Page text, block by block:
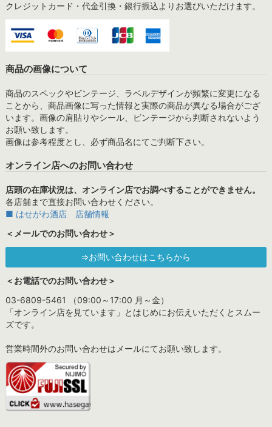
クレジットカード・代金引換・銀行振込よりお選びいただけます。
商品の画像について
商品のスペックやビンテージ、ラベルデザインが頻繁に変更になる
ことから、商品画像に写った情報と実際の商品が異なる場合がござ
います。画像の肩貼りやシール、ビンテージから判断されないよう
お願い致します。
画像は参考程度とし、必ず商品名にてご判断下さい。
オンライン店へのお問い合わせ
店頭の在庫状況は、オンライン店でお調べすることができません。
各店舗まで直接お問い合わせください。
■ はせがわ酒店 店舗情報
＜メールでのお問い合わせ＞
⇒お問い合わせはこちらから
＜お電話でのお問い合わせ＞
03-6809-5461 （09:00～17:00 月～金）
「オンライン店を見ています」とはじめにお伝えいただくとスムー
ズです。
営業時間外のお問い合わせはメールにてお願い致します。